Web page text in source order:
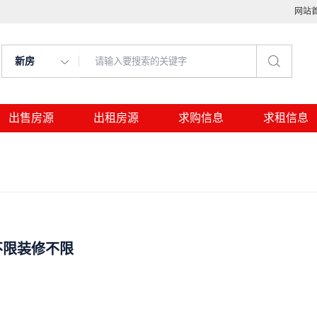
网站
新房
出售房源 出租房源 求购信息 求租信息
装修不限